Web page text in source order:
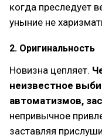
когда преследует
уныние не
2. Оригинальность
Новизна цепляет.
неизвестное
автоматизмов,
непривычное
заставляя